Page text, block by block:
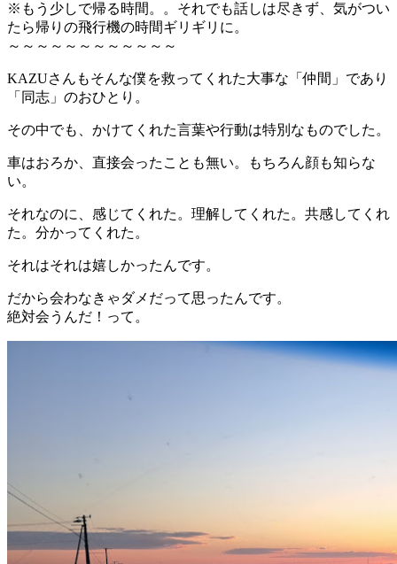
※もう少しで帰る時間。。それでも話しは尽きず、気がつい
たら帰りの飛行機の時間ギリギリに。
～～～～～～～～～～～～
KAZUさんもそんな僕を救ってくれた大事な「仲間」であり
「同志」のおひとり。
その中でも、かけてくれた言葉や行動は特別なものでした。
車はおろか、直接会ったことも無い。もちろん顔も知らな
い。
それなのに、感じてくれた。理解してくれた。共感してくれ
た。分かってくれた。
それはそれは嬉しかったんです。
だから会わなきゃダメだって思ったんです。
絶対会うんだ！って。